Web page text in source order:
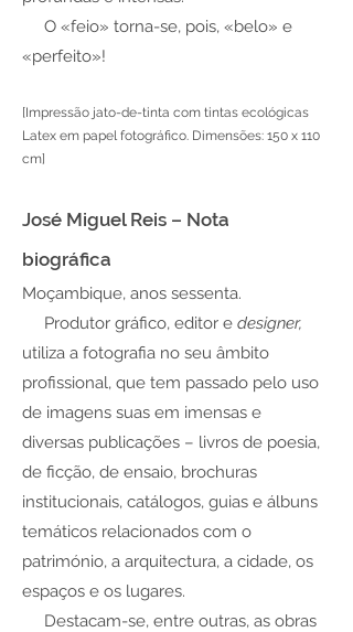
O «feio» torna-se, pois, «belo» e
«perfeito»!
[Impressão jato-de-tinta com tintas ecológicas
Latex em papel fotográfico. Dimensões: 150 x 110
cm]
José Miguel Reis – Nota
biográfica
Moçambique, anos sessenta.
Produtor gráfico, editor e designer,
utiliza a fotografia no seu âmbito
profissional, que tem passado pelo uso
de imagens suas em imensas e
diversas publicações – livros de poesia,
de ficção, de ensaio, brochuras
institucionais, catálogos, guias e álbuns
temáticos relacionados com o
património, a arquitectura, a cidade, os
espaços e os lugares.
Destacam-se, entre outras, as obras